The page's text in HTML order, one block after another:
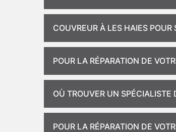
COUVREUR À LES HAIES POUR
POUR LA RÉPARATION DE
OÙ TROUVER UN
POUR LA RÉPARATION DE